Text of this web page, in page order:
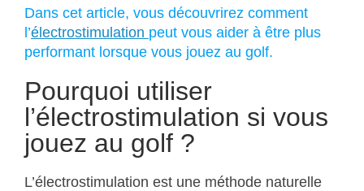
Dans cet article, vous découvrirez comment
l’électrostimulation peut vous aider à être plus
performant lorsque vous jouez au golf.
Pourquoi utiliser
l’électrostimulation si vous
jouez au golf ?
L’électrostimulation est une méthode naturelle